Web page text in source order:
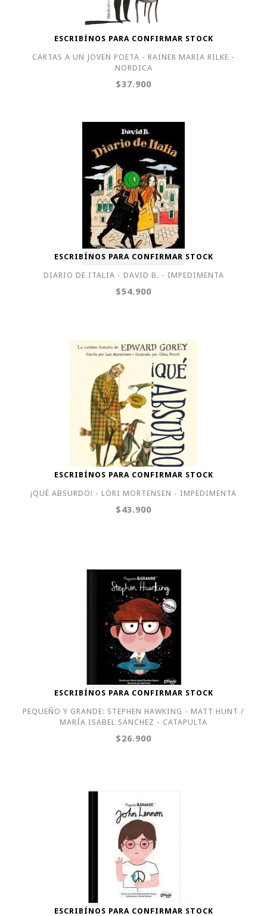
ESCRIBÍNOS PARA CONFIRMAR STOCK
CARTAS A UN JOVEN POETA - RAINER MARIA RILKE -
NORDICA
$37.900
ESCRIBÍNOS PARA CONFIRMAR STOCK
DIARIO DE ITALIA - DAVID B. - IMPEDIMENTA
$54.900
ESCRIBÍNOS PARA CONFIRMAR STOCK
¡QUÉ ABSURDO! - LORI MORTENSEN - IMPEDIMENTA
$43.900
ESCRIBÍNOS PARA CONFIRMAR STOCK
PEQUEÑO Y GRANDE: STEPHEN HAWKING - MATT HUNT /
MARÍA ISABEL SÁNCHEZ - CATAPULTA
$26.900
ESCRIBÍNOS PARA CONFIRMAR STOCK